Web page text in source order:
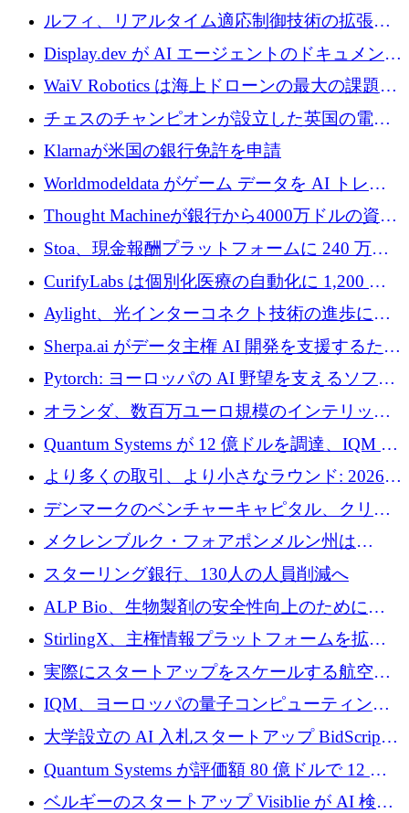
ットフォームを拡大するために 400 万ユーロ
ルフィ、リアルタイム適応制御技術の拡張に
810万ポンドを確保
Display.dev が AI エージェントのドキュメント
コラボレーションを強化するために 47 万ユー
WaiV Robotics は海上ドローンの最大の課題の
1 つをどのように解決しているか
チェスのチャンピオンが設立した英国の電池
材料スタートアップ TaiSan が 465 万ポンドを
Klarnaが米国の銀行免許を申請
Worldmodeldata がゲーム データを AI トレー
ニングに変えるために 700 万ポンドを獲得
Thought Machineが銀行から4000万ドルの資金
調達、年間収益1億ドルを突破
Stoa、現金報酬プラットフォームに 240 万ド
ルを確保
CurifyLabs は個別化医療の自動化に 1,200 万
ユーロを寄付
Aylight、光インターコネクト技術の進歩に向
けて450万ユーロのプレシードラウンドを終了
Sherpa.ai がデータ主権 AI 開発を支援するため
に 1,800 万ドルを調達
Pytorch: ヨーロッパの AI 野望を支えるソフト
ウェア層
オランダ、数百万ユーロ規模のインテリック
との提携で軍用ドローンにソフトウェアファ
ースト戦略を採用
Quantum Systems が 12 億ドルを調達、IQM が
米国の主要取引所で初の欧州量子企業とな
る、6 月に欧州のスタートアップ資金調達
より多くの取引、より小さなラウンド: 2026
年 6 月に欧州のスタートアップ資金調達
デンマークのベンチャーキャピタル、クリメ
ンタム・キャピタルが気候変動対策ハードウ
ェア投資として初回クローズで6,000万ユーロ
を確保
メクレンブルク・フォアポンメルン州は
Nextcloud を州全体に展開し、オープンソース
戦略を拡大
スターリング銀行、130人の人員削減へ
ALP Bio、生物製剤の安全性向上のために
Venture Kick から 16 万 1,000 ユーロを調達
StirlingX、主権情報プラットフォームを拡張
するためにシリーズ A で 2,000 万ドルを確保
実際にスタートアップをスケールする航空イ
ノベーション モデルを学ぶ
IQM、ヨーロッパの量子コンピューティング
企業として初めて米国の主要取引所に上場
大学設立の AI 入札スタートアップ BidScript
がプレシード資金総額 100 万ドルを突破
Quantum Systems が評価額 80 億ドルで 12 億
ドルを調達
ベルギーのスタートアップ Visiblie が AI 検索